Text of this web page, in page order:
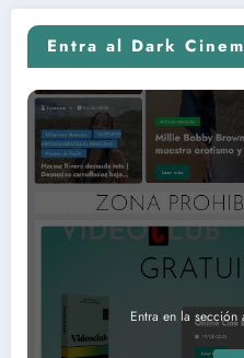
Entra al Dark
Entra en la sección